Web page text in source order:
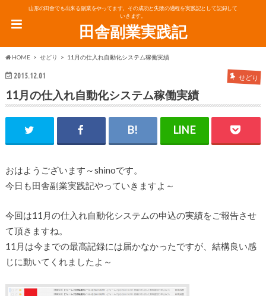
山形の田舎でも出来る副業をやってます。その成功と失敗の過程を実践記として記録して
いきます。
田舎副業実践記
HOME せどり 11月の仕入れ自動化システム稼働実績
2015.12.01 せどり
11月の仕入れ自動化システム稼働実績
おはようございます～shinoです。
今日も田舎副業実践記やっていきますよ～
今回は11月の仕入れ自動化システムの申込の実績をご報告させ
て頂きますね。
11月は今までの最高記録には届かなかったですが、結構良い感
じに動いてくれましたよ～